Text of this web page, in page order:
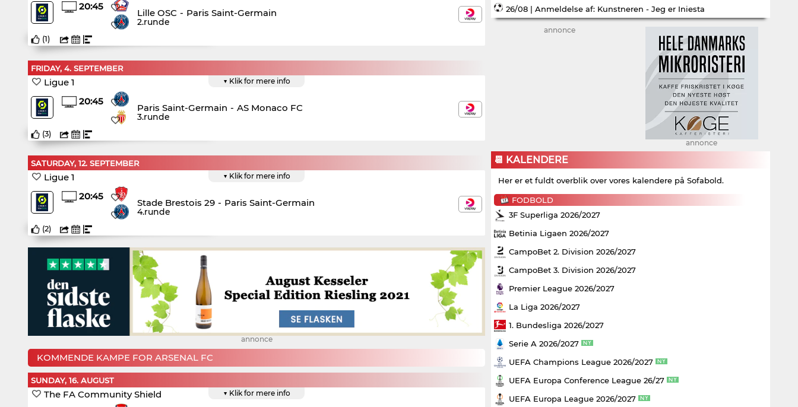
20:45
Lille OSC - Paris Saint-Germain
2.runde
(1)
FRIDAY, 4. SEPTEMBER
▼ Klik for mere info
Ligue 1
20:45
Paris Saint-Germain - AS Monaco FC
3.runde
(3)
SATURDAY, 12. SEPTEMBER
▼ Klik for mere info
Ligue 1
20:45
Stade Brestois 29 - Paris Saint-Germain
4.runde
(2)
annonce
KOMMENDE KAMPE FOR ARSENAL FC
SUNDAY, 16. AUGUST
▼ Klik for mere info
The FA Community Shield
26/08 | Anmeldelse af: Kunstneren - Jeg er Iniesta
annonce
annonce
📆 KALENDERE
Her er et fuldt overblik over vores kalendere på Sofabold.
FODBOLD
3F Superliga 2026/2027
Betinia Ligaen 2026/2027
CampoBet 2. Division 2026/2027
CampoBet 3. Division 2026/2027
Premier League 2026/2027
La Liga 2026/2027
1. Bundesliga 2026/2027
Serie A 2026/2027
UEFA Champions League 2026/2027
UEFA Europa Conference League 26/27
UEFA Europa League 2026/2027